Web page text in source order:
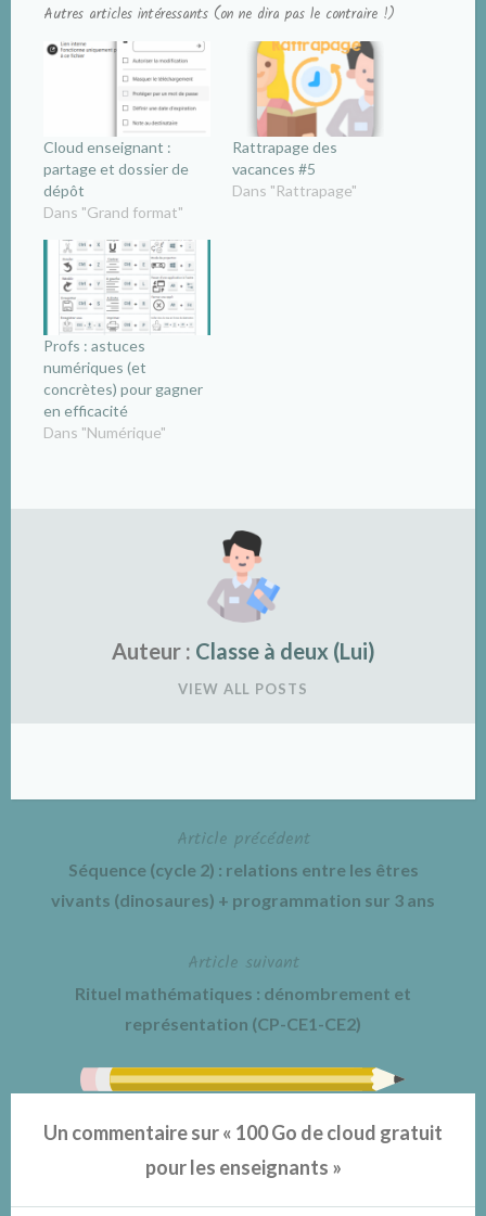
Autres articles intéressants (on ne dira pas le contraire !)
Cloud enseignant :
partage et dossier de
dépôt
Dans "Grand format"
Rattrapage des
vacances #5
Dans "Rattrapage"
Profs : astuces
numériques (et
concrètes) pour gagner
en efficacité
Dans "Numérique"
Auteur : Classe à deux (Lui)
VIEW ALL POSTS
Article précédent
Séquence (cycle 2) : relations entre les êtres
vivants (dinosaures) + programmation sur 3 ans
Article suivant
Rituel mathématiques : dénombrement et
représentation (CP-CE1-CE2)
Un commentaire sur « 100 Go de cloud gratuit
pour les enseignants »